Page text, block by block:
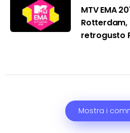
MTV EMA
retrogusto
Mostra i